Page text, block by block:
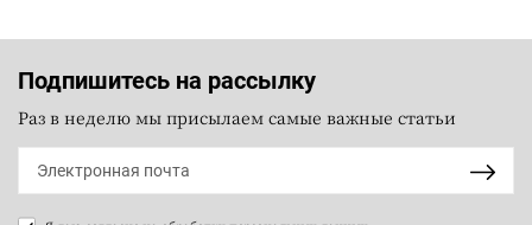
Подпишитесь на рассылку
Раз в неделю мы присылаем самые важные статьи